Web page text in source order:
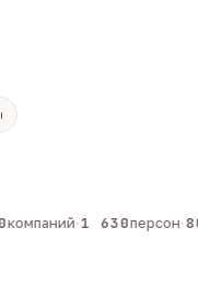
·1 630персон·